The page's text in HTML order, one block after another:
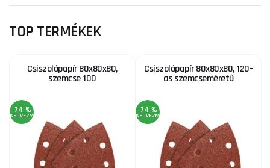
TOP TERMÉKEK
Csiszolópapír 80x80x80,
szemcse 100
-74 %
KEDVEZMÉNY
Csiszolópapír 80x80x80, 120-
as szemcseméretű
-74 %
KEDVEZMÉNY